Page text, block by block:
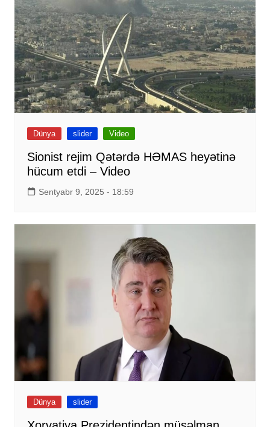
Dünya slider Video
Sionist rejim Qətərdə HƏMAS heyətinə
hücum etdi – Video
Sentyabr 9, 2025 - 18:59
Dünya slider